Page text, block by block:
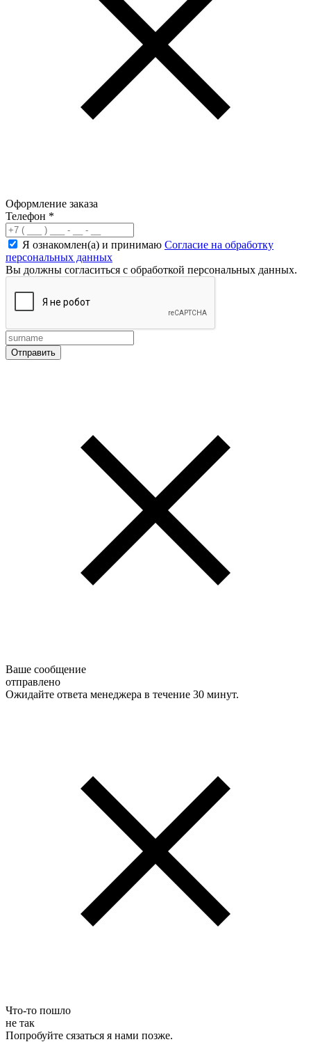
Оформление заказа
Телефон *
Я ознакомлен(а) и принимаю Согласие на обработку
персональных данных
Вы должны согласиться с обработкой персональных данных.
Ваше сообщение
отправлено
Ожидайте ответа менеджера в течение 30 минут.
Что-то пошло
не так
Попробуйте сязаться я нами позже.